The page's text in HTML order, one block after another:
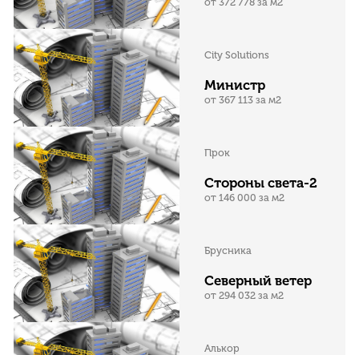
City Solutions
Министр
от 367 113 за м2
Прок
Стороны света-2
от 146 000 за м2
Брусника
Северный ветер
от 294 032 за м2
Алькор